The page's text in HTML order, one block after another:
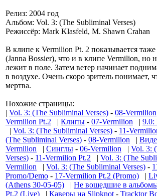
Релиз: 2004 год
Альбом: Vol. 3: (The Subliminal Verses)
Режиссёр: Mark Klasfeld, M. Shawn Crahan
В клипе к Vermilion Pt. 2 показывается
(Janna Bossier), что и в клипе Vermilion, но
лежит в поле. Затем ветер начинает
в воздухе. Очень скоро зритель понимает,
мертва.
Похожие страницы:
| Vol. 3: (The Subliminal Verses) - 08-Vermilion
Vermilion Pt.2 | Клипы - 07-Vermilion | 9.0:
| Vol. 3: (The Subliminal Verses) - 11-
(The Subliminal Verses) - 08-Vermilion |
Vermilion | Синглы - 06-Vermilion | Vol. 3:
Verses) - 11-Vermilion Pt.2 | Vol. 3: (The
Vermilion | Vol. 3: (The Subliminal Verses) -
Promo/Demo - 17-Vermilion Pt.2 (Promo) |
(Athens 30-05-05) | Не вошедшие в
Pt.2 (Live) | Каверы на Slipknot - Tracktor